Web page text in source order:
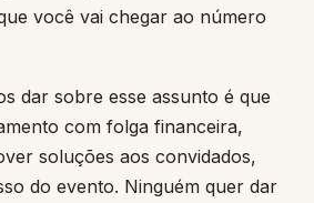
você vai chegar ao número
dar sobre esse assunto é que
com folga financeira,
soluções aos convidados,
do evento. Ninguém quer dar